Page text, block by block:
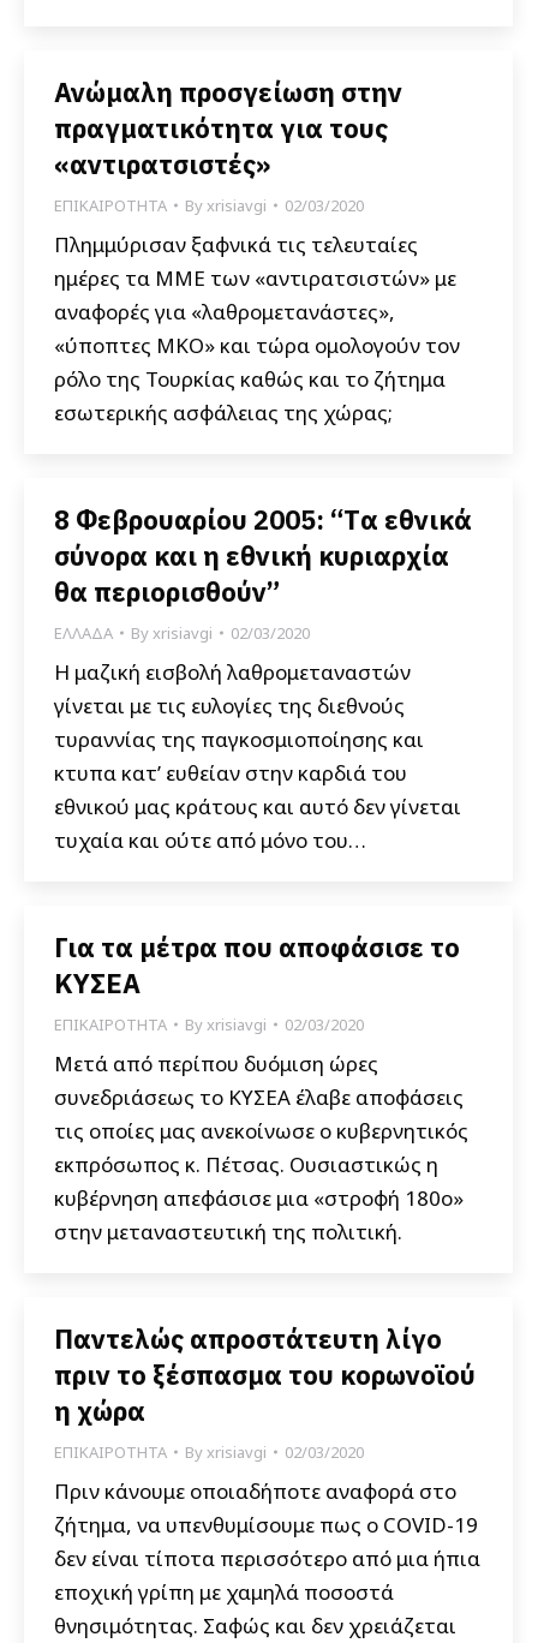
Ανώμαλη προσγείωση στην
πραγματικότητα για τους
«αντιρατσιστές»
ΕΠΙΚΑΙΡΟΤΗΤΑ Byxrisiavgi 02/03/2020
Πλημμύρισαν ξαφνικά τις τελευταίες
ημέρες τα ΜΜΕ των «αντιρατσιστών» με
αναφορές για «λαθρομετανάστες»,
«ύποπτες ΜΚΟ» και τώρα ομολογούν τον
ρόλο της Τουρκίας καθώς και το ζήτημα
εσωτερικής ασφάλειας της χώρας;
8 Φεβρουαρίου 2005: “Tα εθνικά
σύνορα και η εθνική κυριαρχία
θα περιορισθούν”
ΕΛΛΑΔΑ Byxrisiavgi 02/03/2020
Η μαζική εισβολή λαθρομεταναστών
γίνεται με τις ευλογίες της διεθνούς
τυραννίας της παγκοσμιοποίησης και
κτυπα κατ’ ευθείαν στην καρδιά του
εθνικού μας κράτους και αυτό δεν γίνεται
τυχαία και ούτε από μόνο του…
Για τα μέτρα που αποφάσισε το
ΚΥΣΕΑ
ΕΠΙΚΑΙΡΟΤΗΤΑ Byxrisiavgi 02/03/2020
Μετά από περίπου δυόμιση ώρες
συνεδριάσεως το ΚΥΣΕΑ έλαβε αποφάσεις
τις οποίες μας ανεκοίνωσε ο κυβερνητικός
εκπρόσωπος κ. Πέτσας. Ουσιαστικώς η
κυβέρνηση απεφάσισε μια «στροφή 180ο»
στην μεταναστευτική της πολιτική.
Παντελώς απροστάτευτη λίγο
πριν το ξέσπασμα του κορωνοϊού
η χώρα
ΕΠΙΚΑΙΡΟΤΗΤΑ Byxrisiavgi 02/03/2020
Πριν κάνουμε οποιαδήποτε αναφορά στο
ζήτημα, να υπενθυμίσουμε πως ο COVID-19
δεν είναι τίποτα περισσότερο από μια ήπια
εποχική γρίπη με χαμηλά ποσοστά
θνησιμότητας. Σαφώς και δεν χρειάζεται